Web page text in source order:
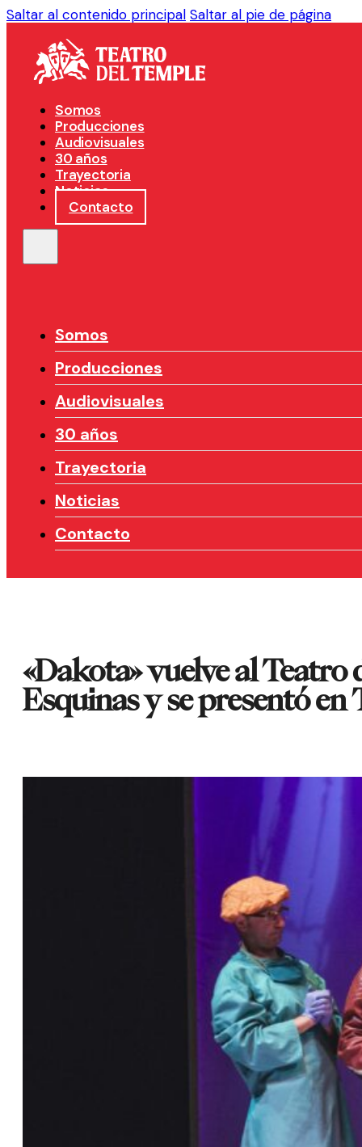
Saltar al contenido principal Saltar al pie de página
Somos
Producciones
Audiovisuales
30 años
Trayectoria
Noticias
Contacto
Somos
Producciones
Audiovisuales
30 años
Trayectoria
Noticias
Contacto
«Dakota» vuelve al Teatro
Esquinas y se presentó en